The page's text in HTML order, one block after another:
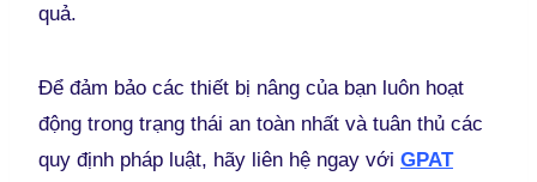
quả.
Để đảm bảo các thiết bị nâng của bạn luôn hoạt
động trong trạng thái an toàn nhất và tuân thủ các
quy định pháp luật, hãy liên hệ ngay với GPAT